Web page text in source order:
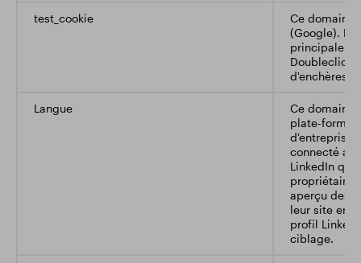
test_cookie
Ce domaine
(Google).
principale
Doubleclick
d'enchères
Langue
Ce domaine
plate-forme
d'entreprise.
connecté
LinkedIn qui
aperçu des
leur site en
profil
ciblage.